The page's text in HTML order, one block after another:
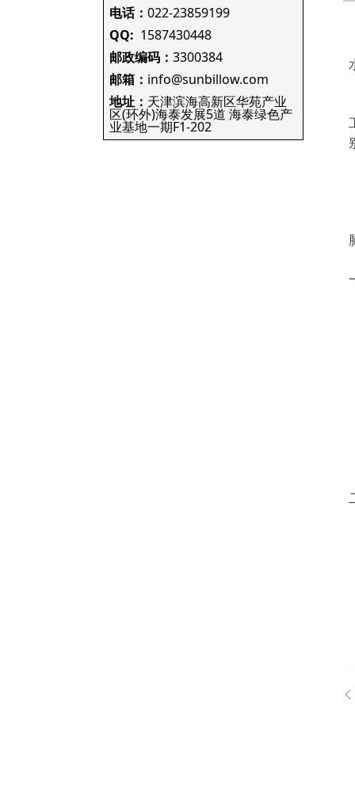
ꄴ
电话： 022-23859199
QQ: 1587430448
邮政编码： 3300384
邮箱： info@sunbillow.com
地址： 天津滨海高新区华苑产业
区(环外)海泰发展5道 海泰绿色产
业基地一期F1-202